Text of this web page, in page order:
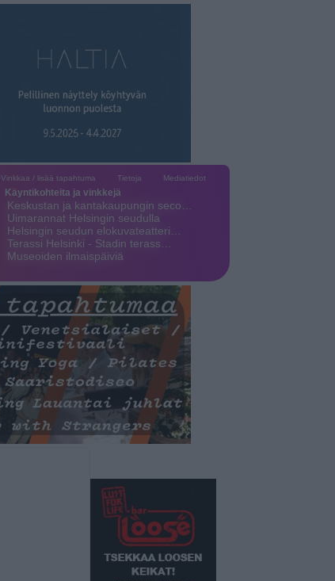
Vinkkaa / lisää tapahtuma Tietoja Mediatiedot
Käyntikohteita ja vinkkejä
Keskustan ja kantakaupungin seco…
Uimarannat Helsingin seudulla
Helsingin seudun elokuvateatteri…
Terassi Helsinki - Stadin terass…
Museoiden ilmaispäiviä